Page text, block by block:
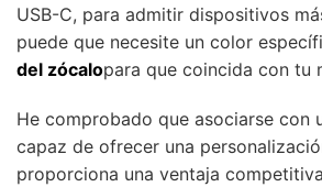
USB-C, para admitir dispositivos
puede que necesite un color
del zócalopara que coincida con tu
He comprobado que asociarse con
capaz de ofrecer una
proporciona una ventaja